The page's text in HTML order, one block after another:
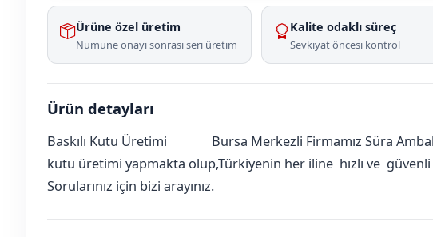
Ürüne özel üretim
Numune onayı sonrası seri üretim
Kalite odaklı süreç
Sevkiyat öncesi kontrol
Ürün detayları
Baskılı Kutu Üretimi
Bursa Merkezli Firmamız Süra
kutu üretimi yapmakta olup,Türkiyenin her iline hızlı ve güvenli
Sorularınız için bizi arayınız.